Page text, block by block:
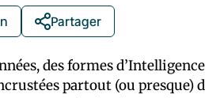
Partager
des formes
partout (ou presque)